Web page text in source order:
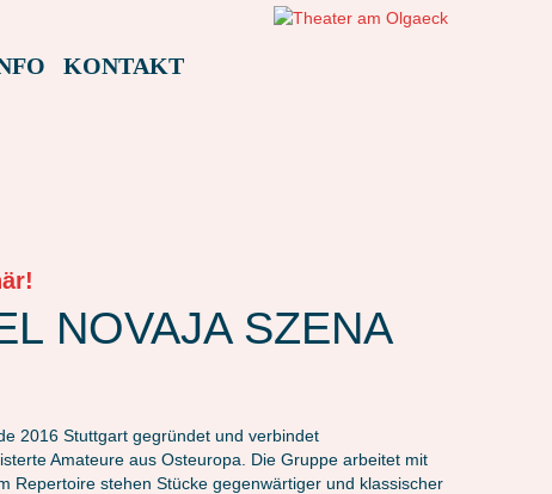
KONTAKT
NOVAJA SZENA
2016 Stuttgart gegründet und verbindet
Amateure aus Osteuropa. Die Gruppe arbeitet mit
Repertoire stehen Stücke gegenwärtiger und klassischer